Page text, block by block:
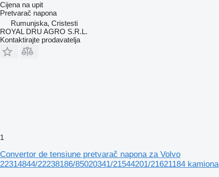
Cijena na upit
Pretvarač napona
Rumunjska, Cristesti
ROYAL DRU AGRO S.R.L.
Kontaktirajte prodavatelja
1
Convertor de tensiune pretvarač napona za Volvo
22314844/22238186/85020341/21544201/21621184 kamiona